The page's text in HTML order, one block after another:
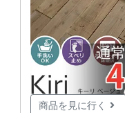
商品を見に行く